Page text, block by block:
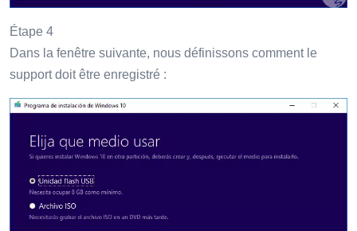
Étape 4
Dans la fenêtre suivante, nous définissons comment le
support doit être enregistré :